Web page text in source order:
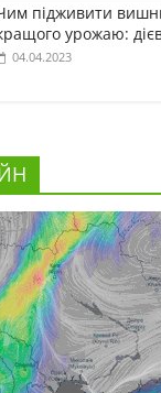
підживити
урожаю:
04.04.2023